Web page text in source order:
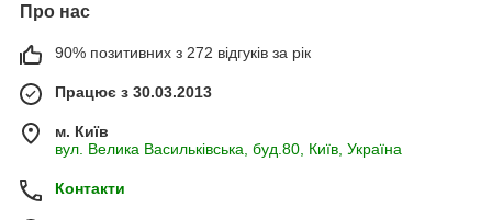
Про нас
90% позитивних з 272 відгуків за рік
Працює з 30.03.2013
м. Київ
вул. Велика Васильківська, буд.80, Київ, Україна
Контакти